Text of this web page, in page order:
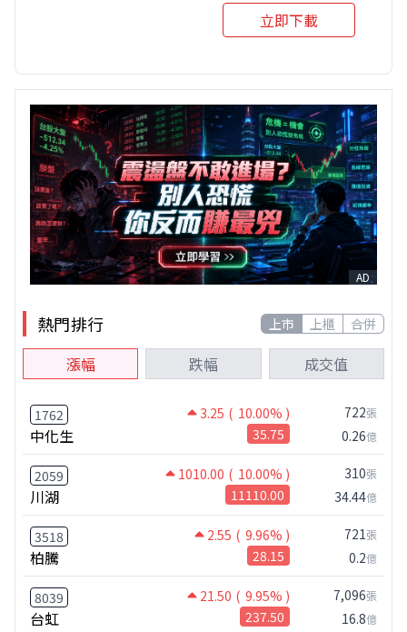
立即下載
AD
熱門排行 上市 上櫃 合併
漲幅 跌幅 成交值
1762 3.25 ( 10.00% )
中化生 35.75
722張
0.26億
2059 1010.00 ( 10.00% )
川湖 11110.00
310張
34.44億
3518 2.55 ( 9.96% )
柏騰 28.15
721張
0.2億
8039 21.50 ( 9.95% )
台虹 237.50
7,096張
16.8億